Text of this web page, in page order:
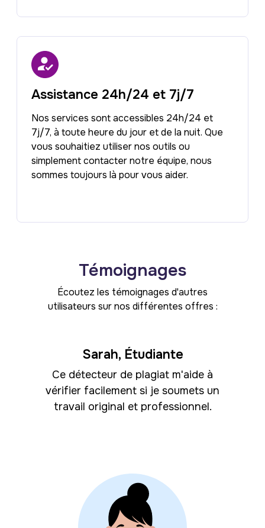
Assistance 24h/24 et 7j/7
Nos services sont accessibles 24h/24 et
7j/7, à toute heure du jour et de la nuit. Que
vous souhaitiez utiliser nos outils ou
simplement contacter notre équipe, nous
sommes toujours là pour vous aider.
Témoignages
Écoutez les témoignages d'autres
utilisateurs sur nos différentes offres :
Sarah, Étudiante
Ce détecteur de plagiat m'aide à
vérifier facilement si je soumets un
travail original et professionnel.